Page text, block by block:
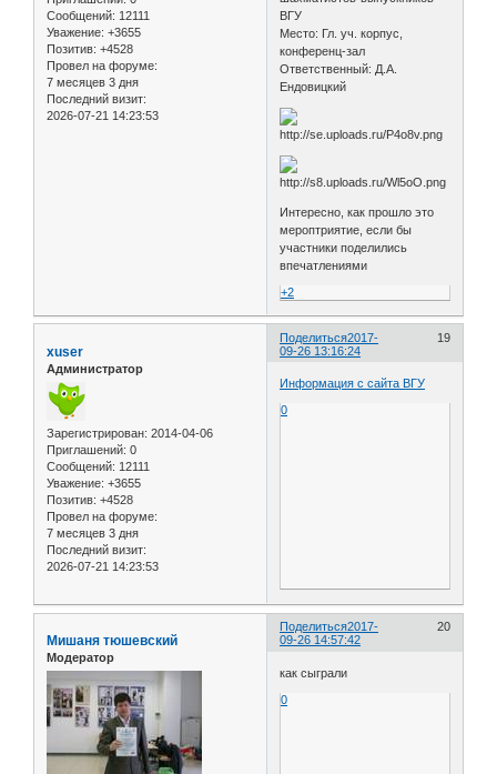
Сообщений: 12111
Уважение: +3655
Позитив: +4528
Провел на форуме:
7 месяцев 3 дня
Последний визит:
2026-07-21 14:23:53
ВГУ
Место: Гл. уч. корпус,
конференц-зал
Ответственный: Д.А.
Ендовицкий
Интересно, как прошло это
мероптриятие, если бы
участники поделились
впечатлениями
+2
Поделиться 19
2017-
09-26 13:16:24
xuser
Администратор
Зарегистрирован: 2014-04-06
Приглашений: 0
Сообщений: 12111
Уважение: +3655
Позитив: +4528
Провел на форуме:
7 месяцев 3 дня
Последний визит:
2026-07-21 14:23:53
Информация с сайта ВГУ
0
Поделиться 20
2017-
09-26 14:57:42
Мишаня тюшевский
Модератор
как сыграли
0